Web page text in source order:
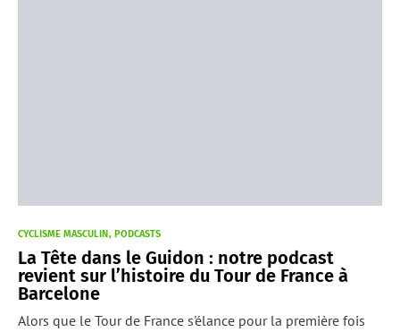
CYCLISME MASCULIN PODCASTS
La Tête dans le Guidon : notre podcast
revient sur l’histoire du Tour de France à
Barcelone
Alors que le Tour de France s'élance pour la première fois